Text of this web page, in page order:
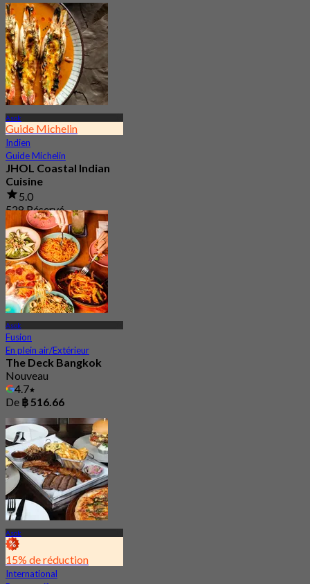
Asok
Guide Michelin
Indien
Guide Michelin
JHOL Coastal Indian
Cuisine
5.0
528 Réservé
De฿ 1,363.33
Asok
Fusion
En plein air/Extérieur
The Deck Bangkok
Nouveau
4.7
De ฿ 516.66
Asok
15% de réduction
International